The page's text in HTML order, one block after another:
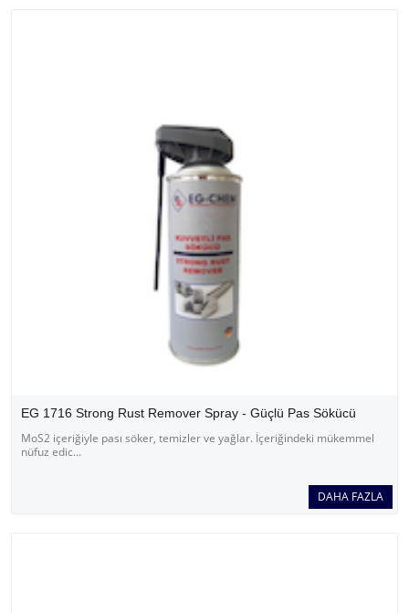
EG 1716 Strong Rust Remover Spray - Güçlü Pas Sökücü
MoS2 içeriğiyle pası söker, temizler ve yağlar. İçeriğindeki mükemmel
nüfuz edic...
DAHA FAZLA